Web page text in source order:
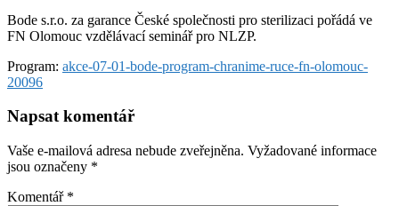
Bode s.r.o. za garance České společnosti pro sterilizaci pořádá ve
FN Olomouc vzdělávací seminář pro NLZP.
Program: akce-07-01-bode-program-chranime-ruce-fn-olomouc-
20096
Napsat komentář
Vaše e-mailová adresa nebude zveřejněna. Vyžadované informace
jsou označeny *
Komentář *